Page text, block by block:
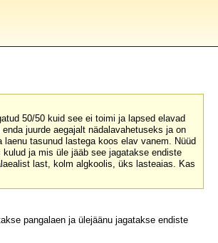
50/50 kuid see ei toimi ja lapsed elavad
juurde aegajalt nädalavahetuseks ja on
tasunud lastega koos elav vanem. Nüüd
ja mis üle jääb see jagatakse endiste
last, kolm algkoolis, üks lasteaias. Kas
pangalaen ja ülejäänu jagatakse endiste